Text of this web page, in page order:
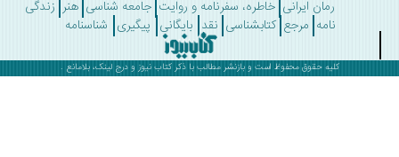
رمان ایرانی خاطره، سفرنامه و روایت جامعه شناسی هنر زندگی
مرجع کتابشناسی نقد بایگانی پیگیری شناسنامه
کلیه حقوق محفوظ است و بازنشر مطالب با ذکرکتاب نیوز و درج لینک، بلامانع .